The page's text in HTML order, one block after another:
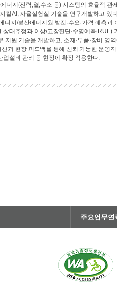
너지(전력,열,수소 등) 시스템의 효율적 관
컬AI, 자율실험실 기술을 연구개발하고 있
지/분산에너지원 발전·수요·가격 예측과
태추정과 이상/고장진단·수명예측(RUL)
지원 기술을 개발하고, 소재·부품·장비 영
과 현장 피드백을 통해 신뢰 가능한 운영
업설비 관리 등 현장에 확장 적용한다.
주요업무연